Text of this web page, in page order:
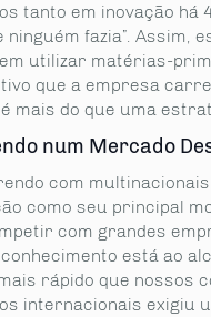
tanto em inovação há
ninguém fazia”. Assim,
utilizar matérias-
que a empresa
mais do que uma
num Mercado
com
como seu principal
com grandes
conhecimento está ao
rápido que nossos
internacionais exigiu